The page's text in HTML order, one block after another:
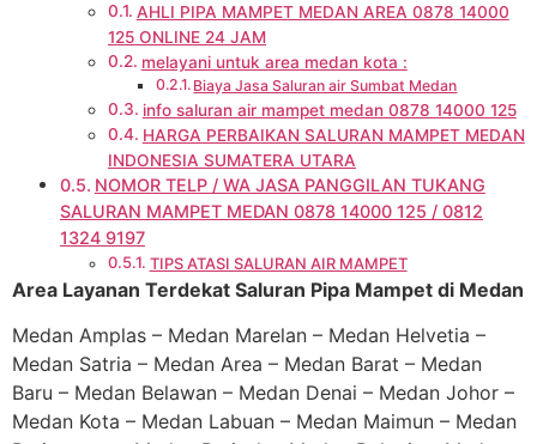
AHLI PIPA MAMPET MEDAN AREA 0878 14000
125 ONLINE 24 JAM
melayani untuk area medan kota :
Biaya Jasa Saluran air Sumbat Medan
info saluran air mampet medan 0878 14000 125
HARGA PERBAIKAN SALURAN MAMPET MEDAN
INDONESIA SUMATERA UTARA
NOMOR TELP / WA JASA PANGGILAN TUKANG
SALURAN MAMPET MEDAN 0878 14000 125 / 0812
1324 9197
TIPS ATASI SALURAN AIR MAMPET
Area Layanan Terdekat Saluran Pipa Mampet di Medan
Medan Amplas – Medan Marelan – Medan Helvetia –
Medan Satria – Medan Area – Medan Barat – Medan
Baru – Medan Belawan – Medan Denai – Medan Johor –
Medan Kota – Medan Labuan – Medan Maimun – Medan